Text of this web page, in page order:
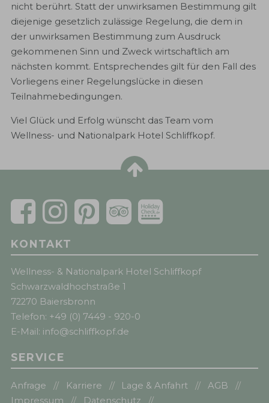
nicht berührt. Statt der unwirksamen Bestimmung gilt
diejenige gesetzlich zulässige Regelung, die dem in
der unwirksamen Bestimmung zum Ausdruck
gekommenen Sinn und Zweck wirtschaftlich am
nächsten kommt. Entsprechendes gilt für den Fall des
Vorliegens einer Regelungslücke in diesen
Teilnahmebedingungen.
Viel Glück und Erfolg wünscht das Team vom
Wellness- und Nationalpark Hotel Schliffkopf.
KONTAKT
Wellness- & Nationalpark Hotel Schliffkopf
Schwarzwaldhochstraße 1
72270 Baiersbronn
Telefon: +49 (0) 7449 - 920-0
E-Mail: info@schliffkopf.de
SERVICE
Anfrage Karriere Lage & Anfahrt
AGB
Impressum
Datenschutz